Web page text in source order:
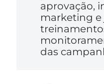
aprovação,
marketing e
das